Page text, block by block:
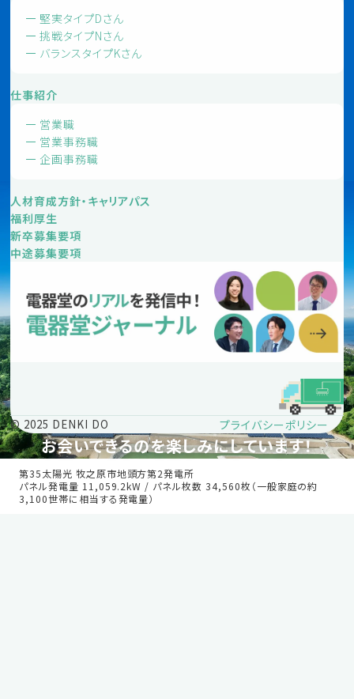
堅実タイプDさん
挑戦タイプNさん
バランスタイプKさん
仕事紹介
営業職
営業事務職
企画事務職
人材育成方針・キャリアパス
福利厚生
新卒募集要項
中途募集要項
© 2025 DENKI DO プライバシーポリシー
お会いできるのを楽しみにしています！
第35太陽光 牧之原市地頭方第2発電所
パネル発電量 11,059.2kW / パネル枚数 34,560枚（一般家庭の約
3,100世帯に相当する発電量）